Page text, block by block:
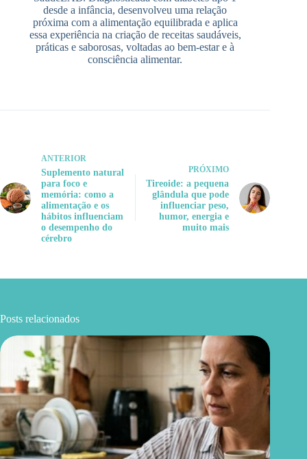
desde a infância, desenvolveu uma relação
próxima com a alimentação equilibrada e aplica
essa experiência na criação de receitas saudáveis,
práticas e saborosas, voltadas ao bem-estar e à
consciência alimentar.
ANTERIOR
Suplemento natural
para foco e
memória: como a
alimentação e os
hábitos influenciam
o desempenho do
cérebro
PRÓXIMO
Tireoide: a pequena
glândula que pode
influenciar peso,
humor, energia e
muito mais
Posts relacionados